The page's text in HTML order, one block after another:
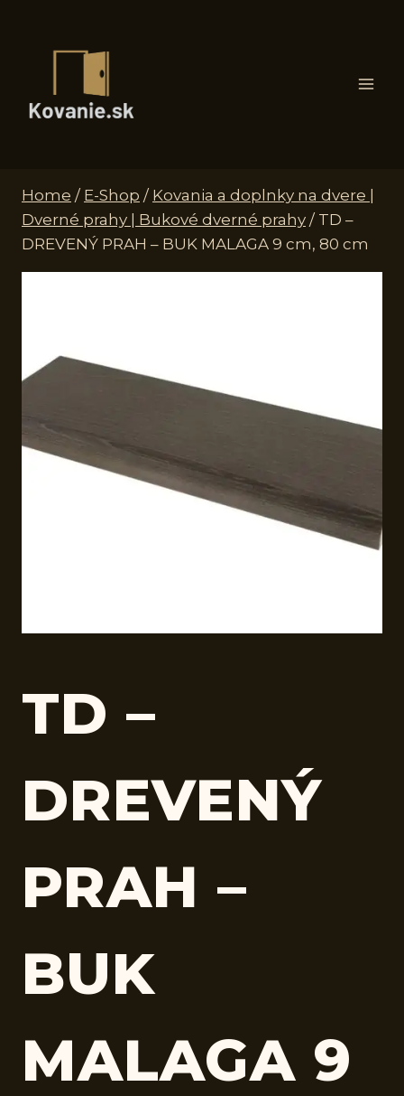
Home / E-Shop / Kovania a doplnky na dvere |
Dverné prahy | Bukové dverné prahy / TD –
DREVENÝ PRAH – BUK MALAGA 9 cm, 80 cm
TD –
DREVENÝ
PRAH –
BUK
MALAGA 9